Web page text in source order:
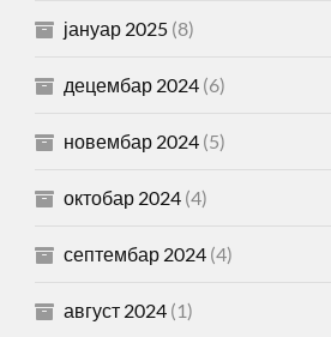
јануар 2025(8)
децембар 2024(6)
новембар 2024(5)
октобар 2024(4)
септембар 2024(4)
август 2024(1)